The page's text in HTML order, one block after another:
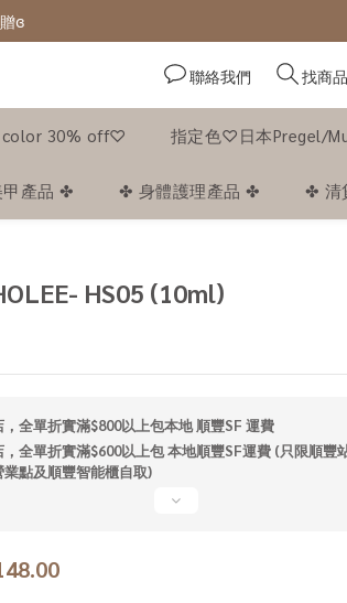
聯絡我們
找商品
color 30% off♡ 指定色♡日本Pregel/
產品 ✤ ✤ 身體護理產品 ✤ ✤ 清
HS05 (10ml)
，全單折實滿$800以上包本地 順豐SF 運費
，全單折實滿$600以上包 本地順豐SF運費 (只限順豐
業點及順豐智能櫃自取)